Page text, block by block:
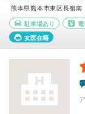
熊本県熊本市東区長嶺南
駐車場あり
女医在籍